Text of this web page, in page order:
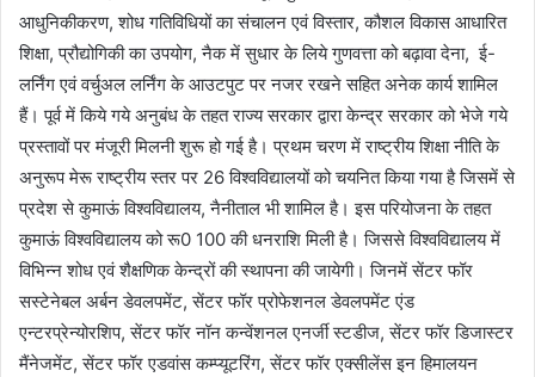
आधुनिकीकरण, शोध गतिविधियों का संचालन एवं विस्तार, कौशल विकास आधारित
शिक्षा, प्रौद्योगिकी का उपयोग, नैक में सुधार के लिये गुणवत्ता को बढ़ावा देना, ई-
लर्निंग एवं वर्चुअल लर्निंग के आउटपुट पर नजर रखने सहित अनेक कार्य शामिल
हैं। पूर्व में किये गये अनुबंध के तहत राज्य सरकार द्वारा केन्द्र सरकार को भेजे गये
प्रस्तावों पर मंजूरी मिलनी शुरू हो गई है। प्रथम चरण में राष्ट्रीय शिक्षा नीति के
अनुरूप मेरू राष्ट्रीय स्तर पर 26 विश्वविद्यालयों को चयनित किया गया है जिसमें से
प्रदेश से कुमाऊं विश्वविद्यालय, नैनीताल भी शामिल है। इस परियोजना के तहत
कुमाऊं विश्वविद्यालय को रू0 100 की धनराशि मिली है। जिससे विश्वविद्यालय में
विभिन्न शोध एवं शैक्षणिक केन्द्रों की स्थापना की जायेगी। जिनमें सेंटर फॉर
सस्टेनेबल अर्बन डेवलपमेंट, सेंटर फॉर प्रोफेशनल डेवलपमेंट एंड
एन्टरप्रेन्योरशिप, सेंटर फॉर नॉन कन्वेंशनल एनर्जी स्टडीज, सेंटर फॉर डिजास्टर
मैंनेजमेंट, सेंटर फॉर एडवांस कम्प्यूटरिंग, सेंटर फॉर एक्सीलेंस इन हिमालयन